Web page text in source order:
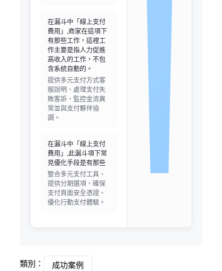
在漏斗中「線上支付
費用」,商家在這項下
有那些工作，這裡工
作主要是指人力促進
高收入的工作，不包
含系統自動的。
提供多元支付方式客
服說明、處理支付失
敗客訴、監控金流異
常並與支付夥伴協
調。
在漏斗中「線上支付
費用」,此漏斗項下常
見優化手段是有那些
整合多元支付工具、
提供分期選項、確保
支付頁面安全憑證、
優化行動支付體驗。
類別： 成功案例